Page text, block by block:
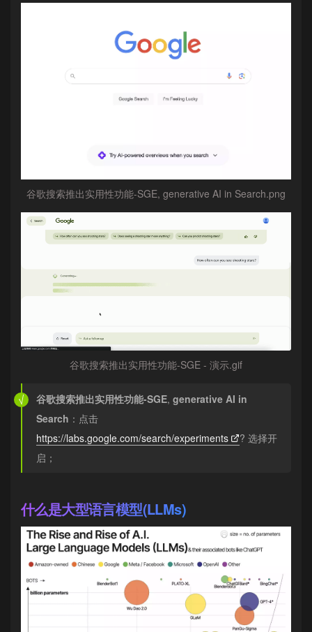
谷歌搜索推出实用性功能-SGE, generative AI in Search.png
谷歌搜索推出实用性功能-SGE - 演示.gif
谷歌搜索推出实用性功能-SGE, generative AI in
Search ：点击
https://labs.google.com/search/experiments
? 选择开
启；
什么是大型语言模型(LLMs)